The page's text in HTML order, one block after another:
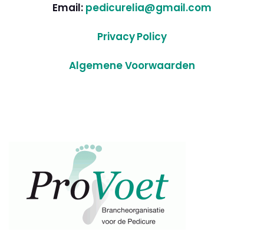
Email: pedicurelia@gmail.com
Privacy Policy
Algemene Voorwaarden